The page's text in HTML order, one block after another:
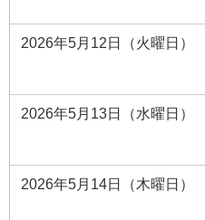
2026年5月12日（火曜日）
2026年5月13日（水曜日）
2026年5月14日（木曜日）